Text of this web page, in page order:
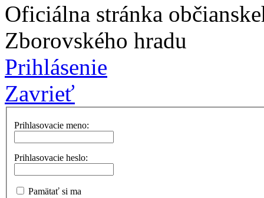
Oficiálna stránka
Zborovského hradu
Prihlásenie
Zavrieť
Prihlasovacie meno:
Prihlasovacie heslo:
Pamätať si ma